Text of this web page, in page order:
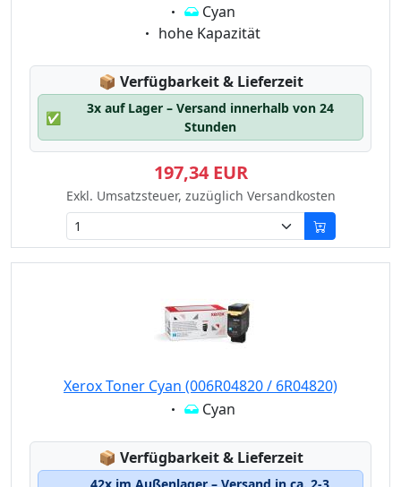
Eigenschaft:
Cyan
Eigenschaft:
hohe Kapazität
📦 Lagerstatus:
Verfügbarkeit & Lieferzeit
✅
3x auf Lager – Versand innerhalb von 24
Stunden
197,34 EUR
Exkl. Umsatzsteuer, zuzüglich Versandkosten
Xerox Toner Cyan (006R04820 / 6R04820)
Eigenschaft:
Cyan
📦 Lagerstatus:
Verfügbarkeit & Lieferzeit